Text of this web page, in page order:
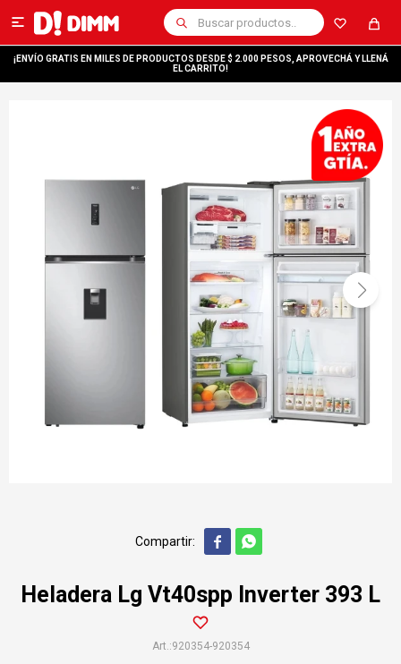

¡ENVÍO GRATIS EN MILES DE PRODUCTOS DESDE $ 2.000 PESOS, APROVECHÁ Y LLENÁ
EL CARRITO!
 
Heladera Lg Vt40spp Inverter 393 L
920354-920354